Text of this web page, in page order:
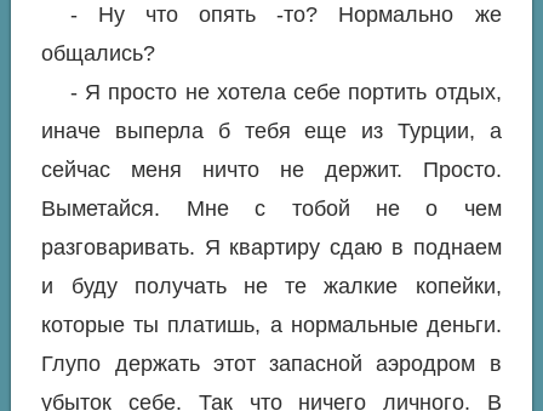
- Ну что опять -то? Нормально же
общались?
- Я просто не хотела себе портить отдых,
иначе выперла б тебя еще из Турции, а
сейчас меня ничто не держит. Просто.
Выметайся. Мне с тобой не о чем
разговаривать. Я квартиру сдаю в поднаем
и буду получать не те жалкие копейки,
которые ты платишь, а нормальные деньги.
Глупо держать этот запасной аэродром в
убыток себе. Так что ничего личного. В